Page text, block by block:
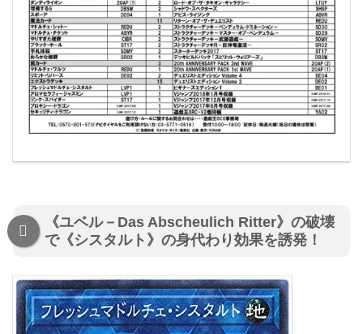
《ユベル－Das Abscheulich Ritter》の破壊
で《シスタルト》の身代わり効果を誘発！